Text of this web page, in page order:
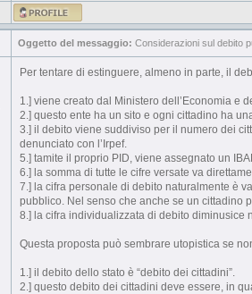
Oggetto del messaggio: Considerazioni sul debito
Per tentare di estinguere, almeno in parte, il
1.] viene creato dal Ministero dell’Economia e
2.] questo ente ha un sito e ogni cittadino ha
3.] il debito viene suddiviso per il numero dei
denunciato con l’Irpef.
5.] tamite il proprio PID, viene assegnato un
6.] la somma di tutte le cifre versate va
7.] la cifra personale di debito naturalmente è
pubblico. Nel senso che anche se un cittadino
8.] la cifra individualizzata di debito diminusice
Questa proposta può sembrare utopistica se
1.] il debito dello stato è “debito dei cittadini”.
2.] questo debito dei cittadini deve essere, in